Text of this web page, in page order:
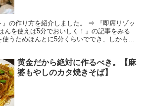
』の作り方を紹介しました。 ⇒ 『即席リゾッ
んを使えば5分でおいしく！』の記事をみる
うためほんとに5分くらいででき、しかも文
黄金だから絶対に作るべき。【麻
婆もやしのカタ焼きそば】